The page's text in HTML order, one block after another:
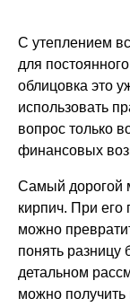
С утеплением
для
облицовка это
использовать
вопрос только
финансовых
Самый дорогой
кирпич. При
можно
понять разницу
детальном
можно